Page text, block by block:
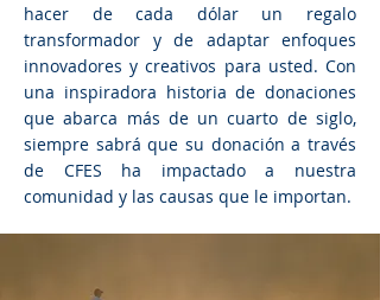
hacer de cada dólar un regalo
transformador y de adaptar enfoques
innovadores y creativos para usted. Con
una inspiradora historia de donaciones
que abarca más de un cuarto de siglo,
siempre sabrá que su donación a través
de CFES ha impactado a nuestra
comunidad y las causas que le importan.